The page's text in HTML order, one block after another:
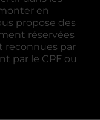
en
propose des
réservées
reconnues par
par le CPF ou